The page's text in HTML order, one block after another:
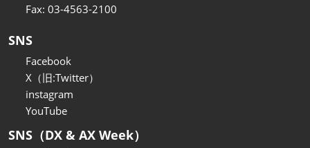
Fax: 03-4563-2100
SNS
Facebook
X（旧:Twitter）
instagram
YouTube
SNS（DX & AX Week）